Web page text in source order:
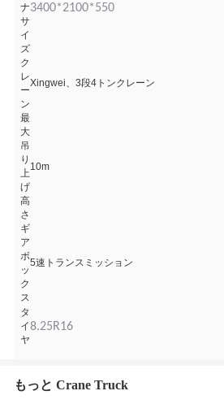
ナ
サ
イ
ズ
3400*2100*550
ク
レ
ー
ン
Xingwei、3段4トンクレーン
最
大
吊
り
上
げ
高
さ
10m
ギ
ア
ボ
ッ
ク
ス
5速トランスミッション
タ
イ
ヤ
8.25R16
もっと Crane Truck